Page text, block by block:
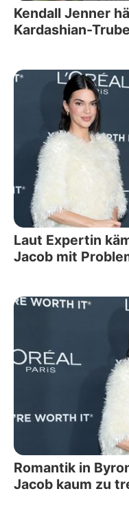
Kendall Jenner
Kardashian-
Laut Expertin
Jacob mit
Romantik in
Jacob kaum zu